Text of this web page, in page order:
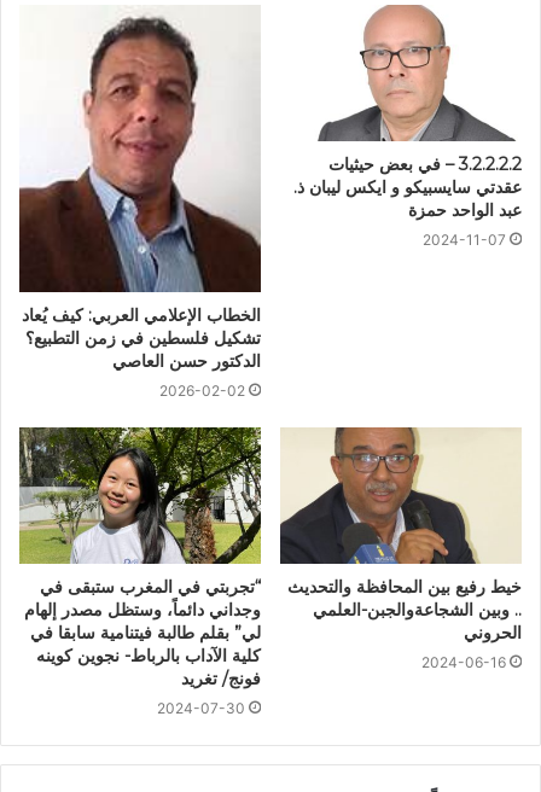
3.2.2.2.2 – في بعض حيثيات
عقدتي سايسبيكو و ايكس ليبان ذ.
عبد الواحد حمزة
2024-11-07
الخطاب الإعلامي العربي: كيف يُعاد
تشكيل فلسطين في زمن التطبيع؟
الدكتور حسن العاصي
2026-02-02
خيط رفيع بين المحافظة والتحديث
.. وبين الشجاعةوالجبن-العلمي
الحروني
2024-06-16
“تجربتي في المغرب ستبقى في
وجداني دائماً، وستظل مصدر إلهام
لي” بقلم طالبة فيتنامية سابقا في
كلية الآداب بالرباط- نجوين كوينه
فونج/ تغريد
2024-07-30